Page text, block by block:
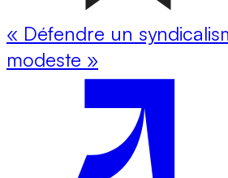
« Défendre un
modeste »